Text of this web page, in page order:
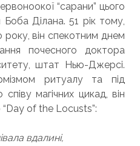
“сарани” цього
Ділана. 51 рік тому,
року, він спекотним днем
почесного доктора
штат Нью-Джерсі.
ритуалу та під
магічних цикад, він
“Day of the Locusts”:
вдалині,